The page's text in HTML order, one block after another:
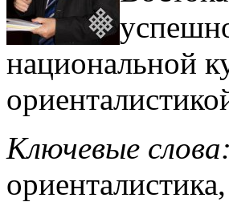
национальной
Ключевые слова: